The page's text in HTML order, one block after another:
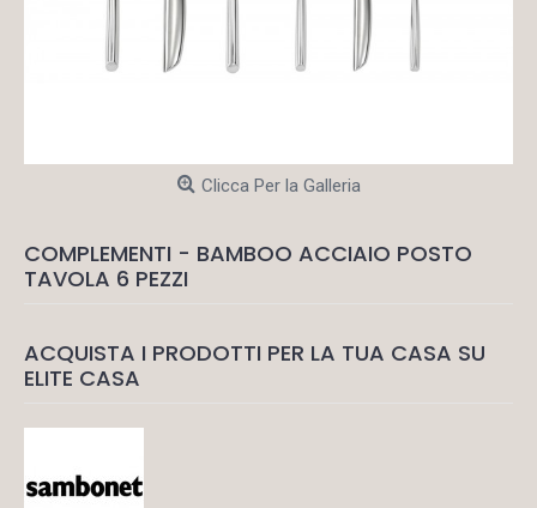
Clicca Per la Galleria
COMPLEMENTI - BAMBOO ACCIAIO POSTO
TAVOLA 6 PEZZI
ACQUISTA I PRODOTTI PER LA TUA CASA SU
ELITE CASA